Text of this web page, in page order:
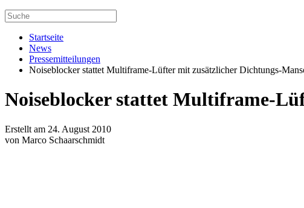
Startseite
News
Pressemitteilungen
Noiseblocker stattet Multiframe-Lüfter mit zusätzlicher Dichtungs-
Noiseblocker stattet Multiframe-
Erstellt am 24. August 2010
von Marco Schaarschmidt